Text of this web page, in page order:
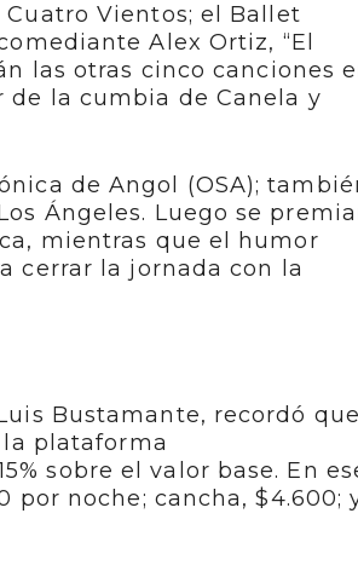
Vientos; el Ballet
Alex Ortiz, “El
las otras cinco canciones
de la cumbia de Canela y
de Angol (OSA);
Ángeles. Luego se
mientras que el humor
cerrar la jornada con la
Bustamante, recordó que
la plataforma
sobre el valor base. En
por noche; cancha, $4.600;